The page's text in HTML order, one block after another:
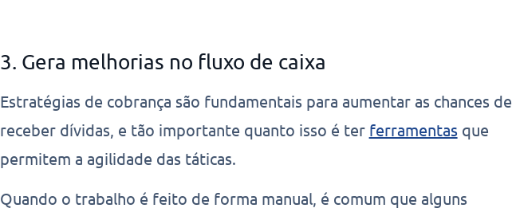
3. Gera melhorias no fluxo de caixa
Estratégias de cobrança são fundamentais para aumentar as chances de
receber dívidas, e tão importante quanto isso é ter ferramentas que
permitem a agilidade das táticas.
Quando o trabalho é feito de forma manual, é comum que alguns